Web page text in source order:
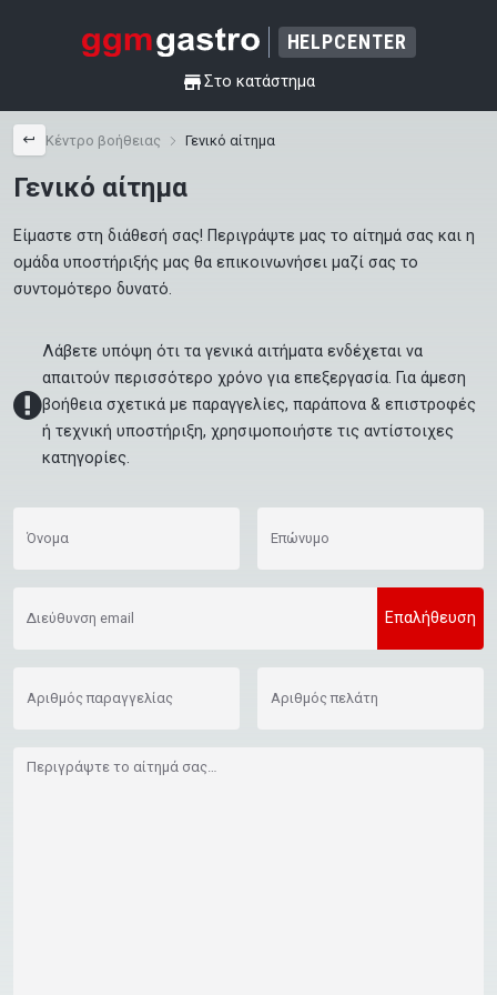
HELPCENTER
shopΣτο κατάστημα
back Κέντρο βοήθειας Γενικό αίτημα
Γενικό αίτημα
Είμαστε στη διάθεσή σας! Περιγράψτε μας το αίτημά σας και η
ομάδα υποστήριξής μας θα επικοινωνήσει μαζί σας το
συντομότερο δυνατό.
important-info
Λάβετε υπόψη ότι τα γενικά αιτήματα ενδέχεται να
απαιτούν περισσότερο χρόνο για επεξεργασία. Για άμεση
βοήθεια σχετικά με παραγγελίες, παράπονα & επιστροφές
ή τεχνική υποστήριξη, χρησιμοποιήστε τις αντίστοιχες
κατηγορίες.
Όνομα Επώνυμο
Διεύθυνση email Επαλήθευση
Αριθμός παραγγελίας Αριθμός πελάτη
Περιγράψτε το αίτημά σας…